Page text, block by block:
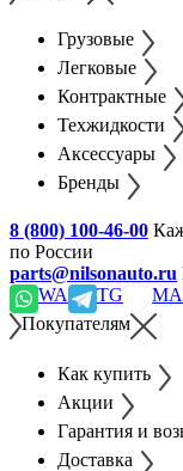
Грузовые
Легковые
Контрактные
Техжидкости
Аксессуары
Бренды
8 (800) 100-46-00
по России
parts@nilsonauto.ru
WA
TG
Покупателям
Как купить
Акции
Гарантия и
Доставка